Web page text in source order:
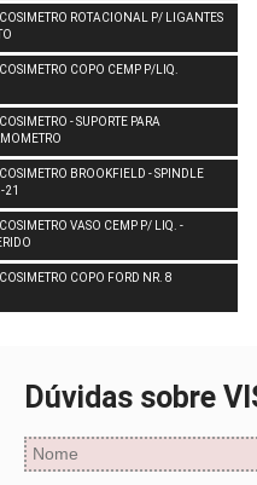
ROTACIONAL P/ LIGANTES
COPO CEMP P/LIQ.
- SUPORTE PARA
BROOKFIELD - SPINDLE
21
VASO CEMP P/ LIQ. -
COPO FORD NR. 8
Dúvidas sobre